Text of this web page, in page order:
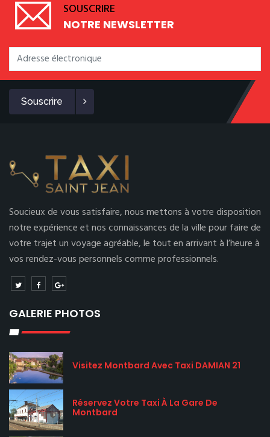
SOUSCRIRE
NOTRE NEWSLETTER
Souscrire
Soucieux de vous satisfaire, nous mettons à votre disposition
notre expérience et nos connaissances de la ville pour faire de
votre trajet un voyage agréable, le tout en arrivant à l’heure à
vos rendez-vous personnels comme professionnels.
GALERIE PHOTOS
Visitez Montbard Avec Taxi DAMIAN 21
Réservez Votre Taxi À La Gare De
Montbard